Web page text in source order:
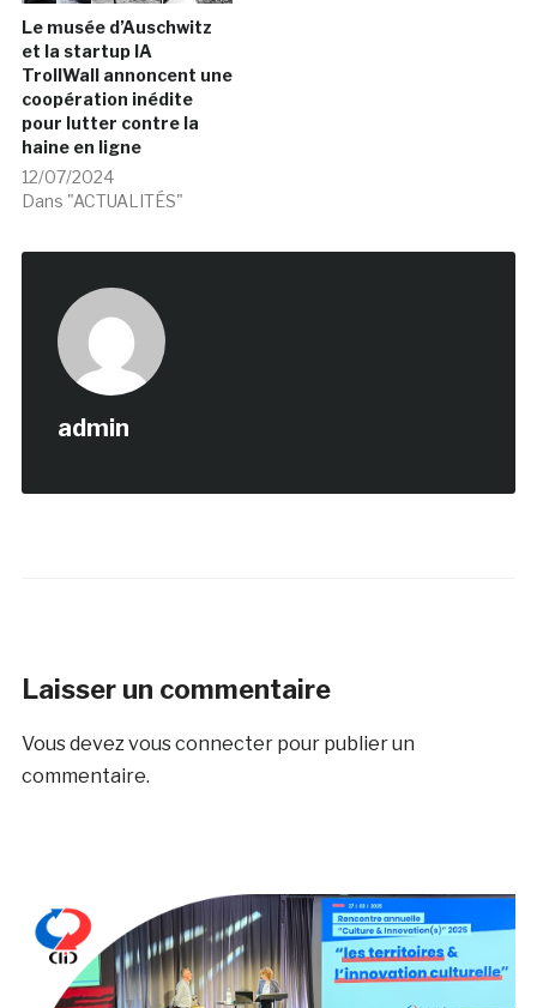
Le musée d’Auschwitz
et la startup IA
TrollWall annoncent une
coopération inédite
pour lutter contre la
haine en ligne
12/07/2024
Dans "ACTUALITÉS"
admin
Laisser un commentaire
Vous devezvous connecterpour publier un
commentaire.